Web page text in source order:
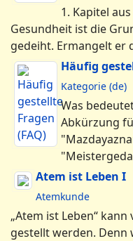
1. Kapitel
Gesundheit ist die
gedeiht. Ermangelt er
Häufig
Kategorie (de)
Was
Abkürzung
Atem ist Leben I
Atemkunde
„Atem ist Leben“
gestellt werden. Denn